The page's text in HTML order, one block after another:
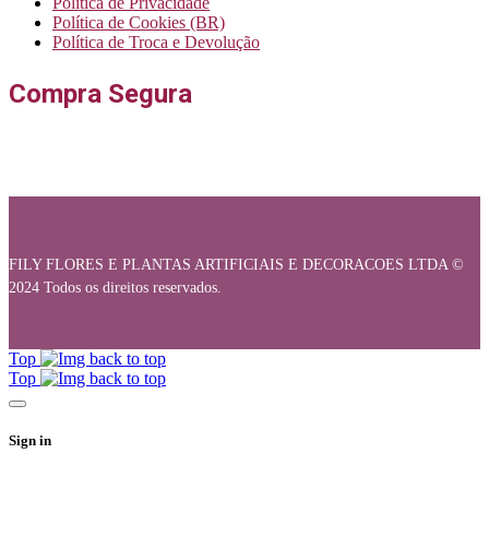
Política de Cookies (BR)
Política de Troca e Devolução
Compra Segura
FILY FLORES E PLANTAS ARTIFICIAIS E DECORACOES LTDA ©
2024 Todos os direitos reservados.
Top
Top
Sign in